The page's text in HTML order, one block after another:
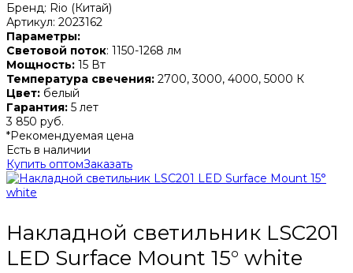
Бренд: Rio (Китай)
Артикул: 2023162
Параметры:
Световой поток: 1150-1268 лм
Мощность: 15 Вт
Температура свечения: 2700, 3000, 4000, 5000 К
Цвет: белый
Гарантия: 5 лет
3 850 руб.
*Рекомендуемая цена
Есть в наличии
Купить оптомЗаказать
Накладной светильник LSC201
LED Surface Mount 15° white